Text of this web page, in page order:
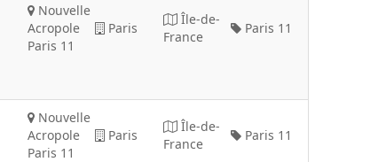
Nouvelle
Acropole
Paris 11
Paris
Île-de-
France
Paris 11
Nouvelle
Acropole
Paris 11
Paris
Île-de-
France
Paris 11